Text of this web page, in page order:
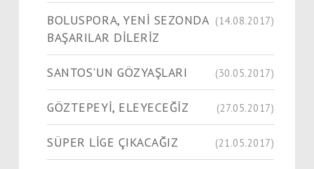
BOLUSPORA, YENİ SEZONDA
BAŞARILAR DİLERİZ
(14.08.2017)
SANTOS'UN GÖZYAŞLARI (30.05.2017)
GÖZTEPEYİ, ELEYECEĞİZ (27.05.2017)
SÜPER LİGE ÇIKACAĞIZ (21.05.2017)